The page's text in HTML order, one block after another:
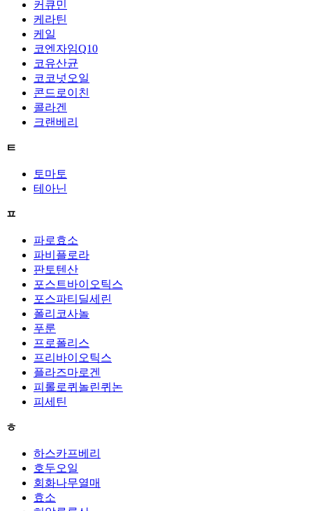
커큐민
케라틴
케일
코엔자임Q10
코유산균
코코넛오일
콘드로이친
콜라겐
크랜베리
ㅌ
토마토
테아닌
ㅍ
파로효소
파비플로라
판토텐산
포스트바이오틱스
포스파티딜세린
폴리코사놀
푸룬
프로폴리스
프리바이오틱스
플라즈마로겐
피롤로퀴놀린퀴논
피세틴
ㅎ
하스카프베리
호두오일
회화나무열매
효소